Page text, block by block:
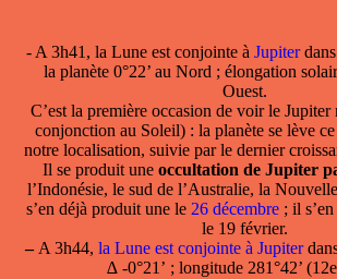
- A 3h41, la Lune est conjointe à Jupiter
la planète 0°22’ au Nord ; élongation
Ouest.
C’est la première occasion de voir le Jupiter
conjonction au Soleil) : la planète se lève
notre localisation, suivie par le dernier
Il se produit une occultation de Jupiter
l’Indonésie, le sud de l’Australie, la
s’en déjà produit une le 26 décembre; il s’en
le 19 février.
–A 3h44, la Lune est conjointe à Jupiter
∆ -0°21’ ; longitude 281°42’